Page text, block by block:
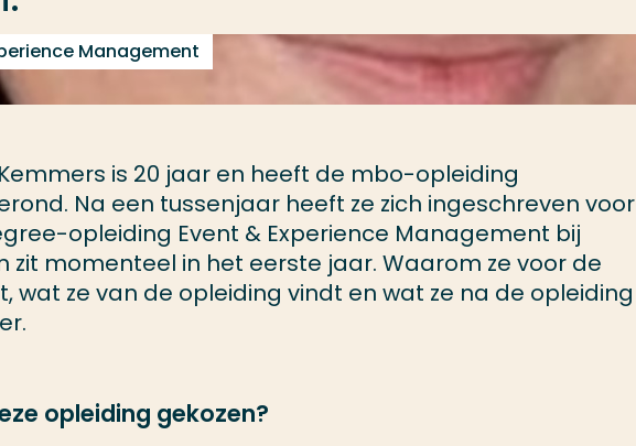
Management
is 20 jaar en heeft de mbo-opleiding
Na een tussenjaar heeft ze zich ingeschreven voor
opleiding Event & Experience Management bij
zit momenteel in het eerste jaar. Waarom ze voor de
wat ze van de opleiding vindt en wat ze na de opleiding
opleiding gekozen?